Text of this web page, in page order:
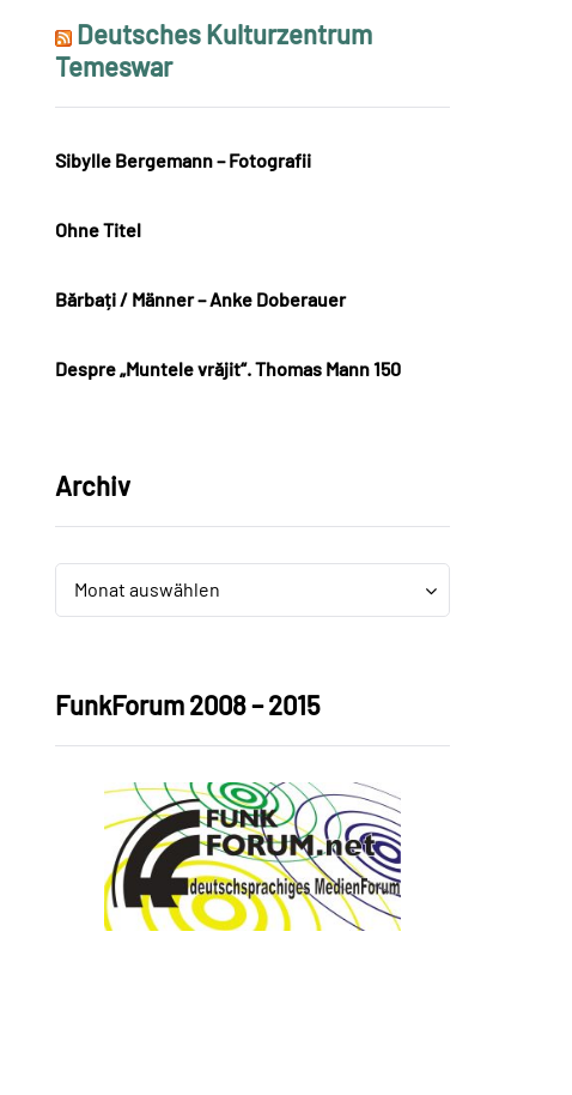
Deutsches Kulturzentrum
Temeswar
Sibylle Bergemann – Fotografii
Ohne Titel
Bărbați / Männer – Anke Doberauer
Despre „Muntele vrăjit“. Thomas Mann 150
Archiv
Archiv
Monat auswählen
Archiv
FunkForum 2008 – 2015